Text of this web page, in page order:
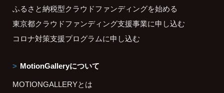
ふるさと納税型クラウドファンディングを始める
東京都クラウドファンディング支援事業に申し込む
コロナ対策支援プログラムに申し込む
MotionGalleryについて
MOTIONGALLERYとは